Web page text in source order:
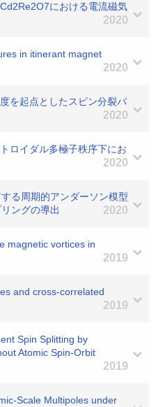
における電流磁気
2020
in itinerant magnet
2020
を起点としたスピン分裂バ
2020
ロイダル多極子秩序下にお
2020
る周期的アンダーソン模型
ングの導出
2020
magnetic vortices in
2019
and cross-correlated
2019
Spin Splitting by
Atomic Spin-Orbit
2019
Scale Multipoles under